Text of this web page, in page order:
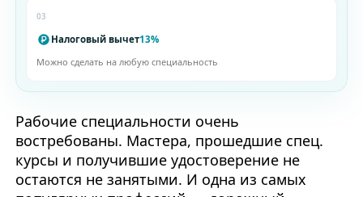
03
Налоговый вычет13%
Можно сделать на любую специальность
Рабочие специальности очень
востребованы. Мастера, прошедшие спец.
курсы и получившие удостоверение не
остаются не занятыми. И одна из самых